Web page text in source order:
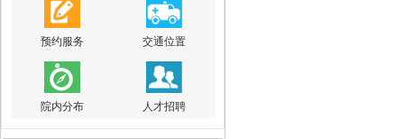
预约服务 交通位置
院内分布 人才招聘